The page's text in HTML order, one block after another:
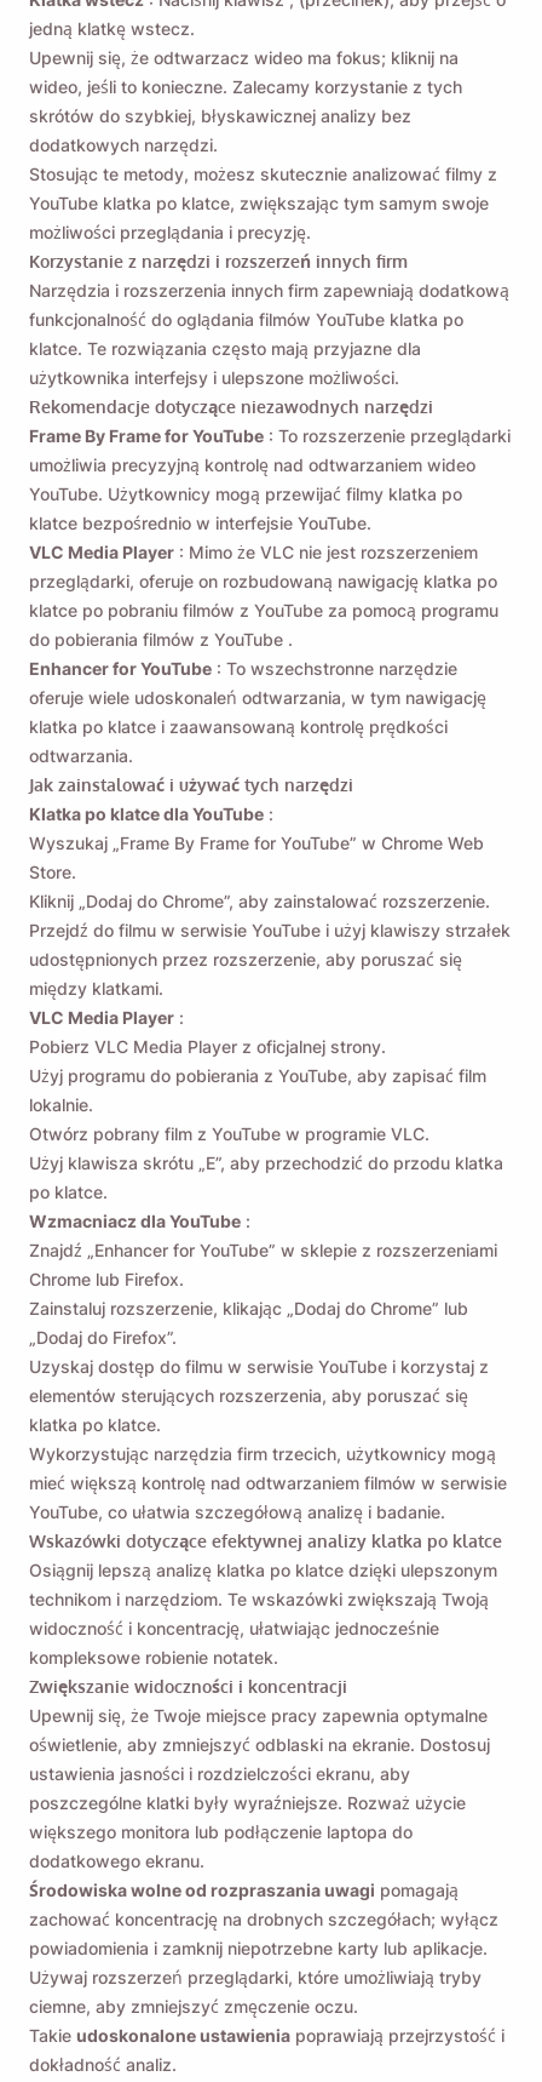
jedną klatkę wstecz.
Upewnij się, że odtwarzacz wideo ma fokus; kliknij na
wideo, jeśli to konieczne. Zalecamy korzystanie z tych
skrótów do szybkiej, błyskawicznej analizy bez
dodatkowych narzędzi.
Stosując te metody, możesz skutecznie analizować filmy z
YouTube klatka po klatce, zwiększając tym samym swoje
możliwości przeglądania i precyzję.
Korzystanie z narzędzi i rozszerzeń innych firm
Narzędzia i rozszerzenia innych firm zapewniają dodatkową
funkcjonalność do oglądania filmów YouTube klatka po
klatce. Te rozwiązania często mają przyjazne dla
użytkownika interfejsy i ulepszone możliwości.
Rekomendacje dotyczące niezawodnych narzędzi
Frame By Frame for YouTube : To rozszerzenie przeglądarki
umożliwia precyzyjną kontrolę nad odtwarzaniem wideo
YouTube. Użytkownicy mogą przewijać filmy klatka po
klatce bezpośrednio w interfejsie YouTube.
VLC Media Player : Mimo że VLC nie jest rozszerzeniem
przeglądarki, oferuje on rozbudowaną nawigację klatka po
klatce po pobraniu filmów z YouTube za pomocą programu
do pobierania filmów z YouTube .
Enhancer for YouTube : To wszechstronne narzędzie
oferuje wiele udoskonaleń odtwarzania, w tym nawigację
klatka po klatce i zaawansowaną kontrolę prędkości
odtwarzania.
Jak zainstalować i używać tych narzędzi
Klatka po klatce dla YouTube :
Wyszukaj „Frame By Frame for YouTube” w Chrome Web
Store.
Kliknij „Dodaj do Chrome”, aby zainstalować rozszerzenie.
Przejdź do filmu w serwisie YouTube i użyj klawiszy strzałek
udostępnionych przez rozszerzenie, aby poruszać się
między klatkami.
VLC Media Player :
Pobierz VLC Media Player z oficjalnej strony.
Użyj programu do pobierania z YouTube, aby zapisać film
lokalnie.
Otwórz pobrany film z YouTube w programie VLC.
Użyj klawisza skrótu „E”, aby przechodzić do przodu klatka
po klatce.
Wzmacniacz dla YouTube :
Znajdź „Enhancer for YouTube” w sklepie z rozszerzeniami
Chrome lub Firefox.
Zainstaluj rozszerzenie, klikając „Dodaj do Chrome” lub
„Dodaj do Firefox”.
Uzyskaj dostęp do filmu w serwisie YouTube i korzystaj z
elementów sterujących rozszerzenia, aby poruszać się
klatka po klatce.
Wykorzystując narzędzia firm trzecich, użytkownicy mogą
mieć większą kontrolę nad odtwarzaniem filmów w serwisie
YouTube, co ułatwia szczegółową analizę i badanie.
Wskazówki dotyczące efektywnej analizy klatka po klatce
Osiągnij lepszą analizę klatka po klatce dzięki ulepszonym
technikom i narzędziom. Te wskazówki zwiększają Twoją
widoczność i koncentrację, ułatwiając jednocześnie
kompleksowe robienie notatek.
Zwiększanie widoczności i koncentracji
Upewnij się, że Twoje miejsce pracy zapewnia optymalne
oświetlenie, aby zmniejszyć odblaski na ekranie. Dostosuj
ustawienia jasności i rozdzielczości ekranu, aby
poszczególne klatki były wyraźniejsze. Rozważ użycie
większego monitora lub podłączenie laptopa do
dodatkowego ekranu.
Środowiska wolne od rozpraszania uwagi pomagają
zachować koncentrację na drobnych szczegółach; wyłącz
powiadomienia i zamknij niepotrzebne karty lub aplikacje.
Używaj rozszerzeń przeglądarki, które umożliwiają tryby
ciemne, aby zmniejszyć zmęczenie oczu.
Takie udoskonalone ustawienia poprawiają przejrzystość i
dokładność analiz.
Przypomnij mi 🔔
Wyślij sobie przypomnienie o pobraniu Viddly,
gdy wrócisz do komputera z systemem MacOS
lub Windows.
Name